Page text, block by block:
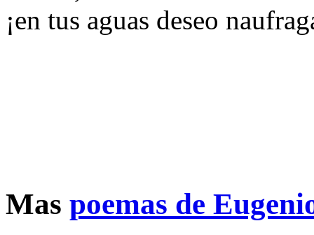
¡en tus aguas deseo
Mas poemas de